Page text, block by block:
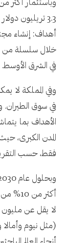
3.3 تريليون
أهداف: إنشاء
خلال سلسلة من
في الشرق الأوسط.
وفي المملكة لا
في سوق
الأهداف بما
المدن الكبرى،
فقط، حسب
أكثر
لا يقل عن مليون
(مثل نيوم